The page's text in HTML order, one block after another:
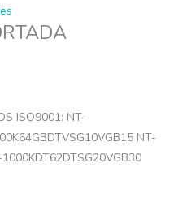
ISO9001: NT-
NT-